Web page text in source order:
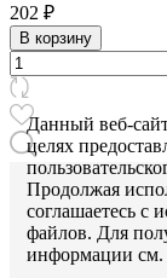
202 ₽
В корзину
Данный веб-
целях
Продолжая
соглашаетесь с
файлов. Для
информации